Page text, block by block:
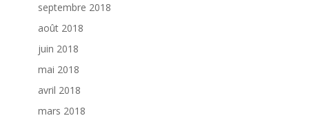
septembre 2018
août 2018
juin 2018
mai 2018
avril 2018
mars 2018